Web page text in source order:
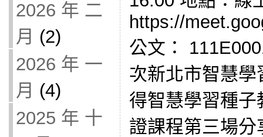
2026 年 二
月 (2)
2026 年 一
月 (4)
2025 年 十
https://
公文：
次新北市智慧
得智慧學習種
證課程第三場